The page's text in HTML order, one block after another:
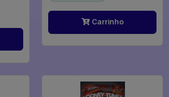
Carrinho